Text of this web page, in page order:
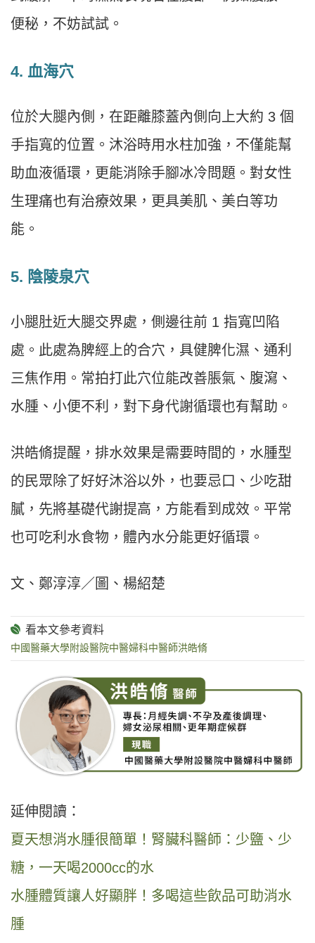
便秘，不妨試試。
4. 血海穴
位於大腿內側，在距離膝蓋內側向上大約 3 個
手指寬的位置。沐浴時用水柱加強，不僅能幫
助血液循環，更能消除手腳冰冷問題。對女性
生理痛也有治療效果，更具美肌、美白等功
能。
5. 陰陵泉穴
小腿肚近大腿交界處，側邊往前 1 指寬凹陷
處。此處為脾經上的合穴，具健脾化濕、通利
三焦作用。常拍打此穴位能改善脹氣、腹瀉、
水腫、小便不利，對下身代謝循環也有幫助。
洪皓脩提醒，排水效果是需要時間的，水腫型
的民眾除了好好沐浴以外，也要忌口、少吃甜
膩，先將基礎代謝提高，方能看到成效。平常
也可吃利水食物，體內水分能更好循環。
文、鄭淳淳／圖、楊紹楚
中國醫藥大學附設醫院中醫婦科中醫師洪皓脩
延伸閱讀：
夏天想消水腫很簡單！腎臟科醫師：少鹽、少
糖，一天喝2000cc的水
水腫體質讓人好顯胖！多喝這些飲品可助消水
腫